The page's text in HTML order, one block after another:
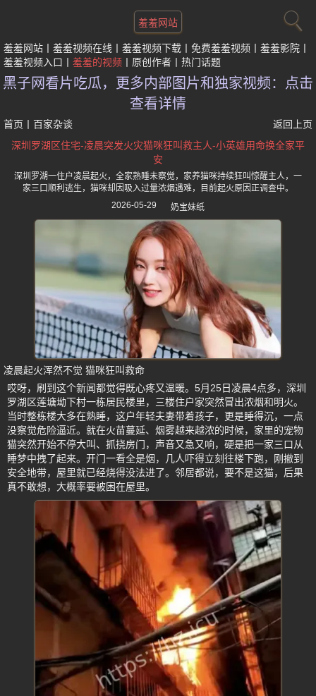
羞羞网站
羞羞网站 羞羞视频在线 羞羞视频下载 免费羞羞视频
羞羞影院
羞羞视频入口
羞羞的视频 原创作者 热门话题
黑子网看片吃瓜，更多内部图片和独家视频：点击
查看详情
首页 百家杂谈
返回上页
深圳罗湖区住宅-凌晨突发火灾猫咪狂叫救主人-小英雄用命换全家平
安
深圳罗湖一住户凌晨起火，全家熟睡未察觉，家养猫咪持续狂叫惊醒主人，一
家三口顺利逃生，猫咪却因吸入过量浓烟遇难，目前起火原因正调查中。
2026-05-29
奶宝妹纸
凌晨起火浑然不觉 猫咪狂叫救命
哎呀，刷到这个新闻都觉得既心疼又温暖。5月25日凌晨4点多，深圳
罗湖区莲塘坳下村一栋居民楼里，三楼住户家突然冒出浓烟和明火。
当时整栋楼大多在熟睡，这户年轻夫妻带着孩子，更是睡得沉，一点
没察觉危险逼近。就在火苗蔓延、烟雾越来越浓的时候，家里的宠物
猫突然开始不停大叫、抓挠房门，声音又急又响，硬是把一家三口从
睡梦中拽了起来。开门一看全是烟，几人吓得立刻往楼下跑，刚撤到
安全地带，屋里就已经烧得没法进了。邻居都说，要不是这猫，后果
真不敢想，大概率要被困在屋里。